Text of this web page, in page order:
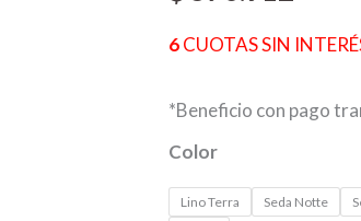
6CUOTAS SIN
*Beneficio con pago
Color
Lino Terra Seda Notte
x
202
cantidad